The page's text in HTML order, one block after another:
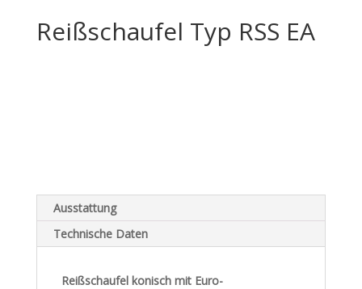
Reißschaufel Typ RSS EA
Ausstattung
Technische Daten
Reißschaufel konisch mit Euro-